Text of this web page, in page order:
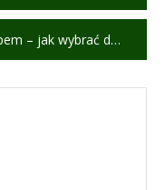
Aranżacja zaczyna się przed zakupem – jak wybrać dom lub mieszkanie z potencjałem